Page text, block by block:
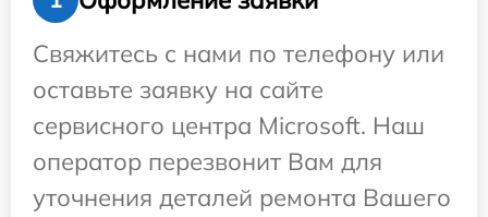
Свяжитесь с нами по телефону или
оставьте заявку на сайте
сервисного центра Microsoft. Наш
оператор перезвонит Вам для
уточнения деталей ремонта Вашего